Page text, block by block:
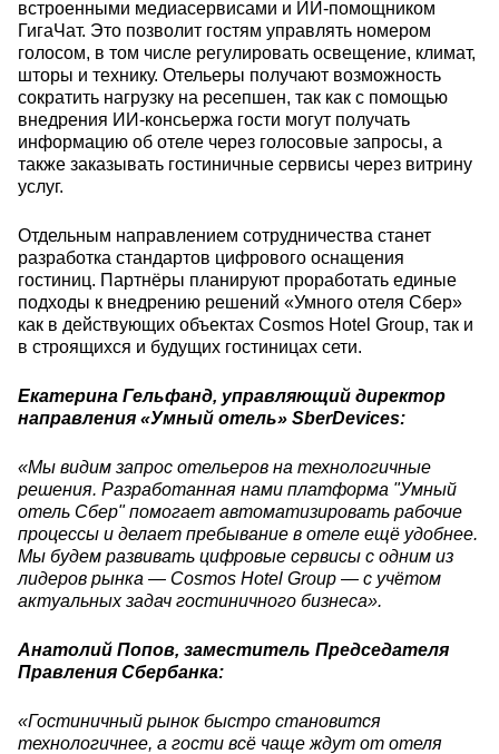
встроенными медиасервисами и ИИ-помощником
ГигаЧат. Это позволит гостям управлять номером
голосом, в том числе регулировать освещение, климат,
шторы и технику. Отельеры получают возможность
сократить нагрузку на ресепшен, так как с помощью
внедрения ИИ-консьержа гости могут получать
информацию об отеле через голосовые запросы, а
также заказывать гостиничные сервисы через витрину
услуг.
Отдельным направлением сотрудничества станет
разработка стандартов цифрового оснащения
гостиниц. Партнёры планируют проработать единые
подходы к внедрению решений «Умного отеля Сбер»
как в действующих объектах Cosmos Hotel Group, так и
в строящихся и будущих гостиницах сети.
Екатерина Гельфанд, управляющий директор
направления «Умный отель» SberDevices:
«Мы видим запрос отельеров на технологичные
решения. Разработанная нами платформа "Умный
отель Сбер" помогает автоматизировать рабочие
процессы и делает пребывание в отеле ещё удобнее.
Мы будем развивать цифровые сервисы с одним из
лидеров рынка — Cosmos Hotel Group — с учётом
актуальных задач гостиничного бизнеса».
Анатолий Попов, заместитель Председателя
Правления Сбербанка:
«Гостиничный рынок быстро становится
технологичнее, а гости всё чаще ждут от отеля